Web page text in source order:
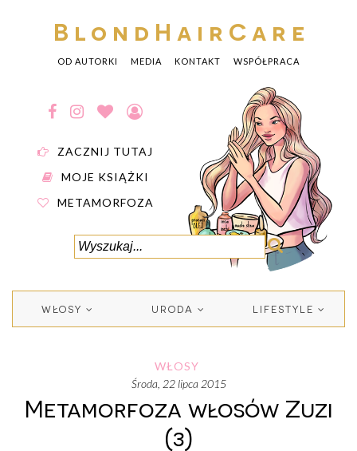
BlondHairCare
OD AUTORKI MEDIA KONTAKT WSPÓŁPRACA
ZACZNIJ TUTAJ
MOJE KSIĄŻKI
METAMORFOZA
WŁOSY URODA LIFESTYLE
WŁOSY
środa, 22 lipca 2015
Metamorfoza włosów Zuzi
(3)